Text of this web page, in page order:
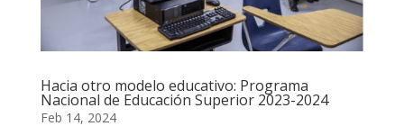
Hacia otro modelo educativo: Programa
Nacional de Educación Superior 2023-2024
Feb 14, 2024